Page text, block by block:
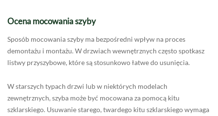
Ocena mocowania szyby
Sposób mocowania szyby ma bezpośredni wpływ na proces
demontażu i montażu. W drzwiach wewnętrznych często spotkasz
listwy przyszybowe, które są stosunkowo łatwe do usunięcia.
W starszych typach drzwi lub w niektórych modelach
zewnętrznych, szyba może być mocowana za pomocą kitu
szklarskiego. Usuwanie starego, twardego kitu szklarskiego wymaga